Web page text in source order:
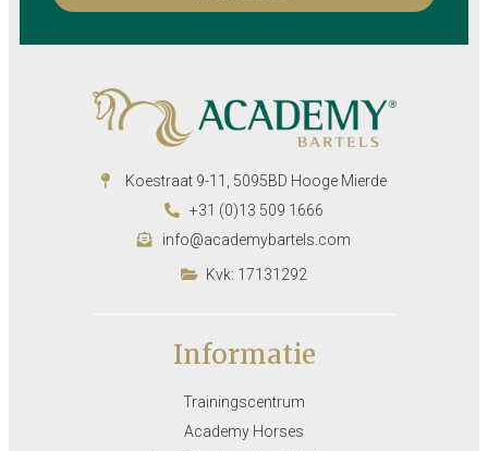
Koestraat 9-11, 5095BD Hooge Mierde
+31 (0)13 509 1666
info@academybartels.com
Kvk: 17131292
Informatie
Trainingscentrum
Academy Horses